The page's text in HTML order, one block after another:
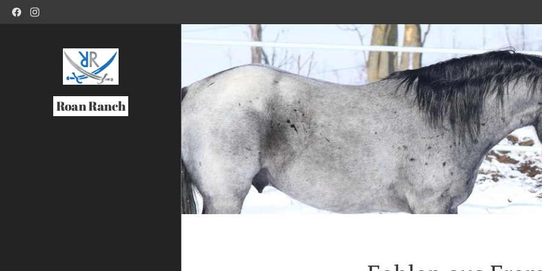
Roan Ranch